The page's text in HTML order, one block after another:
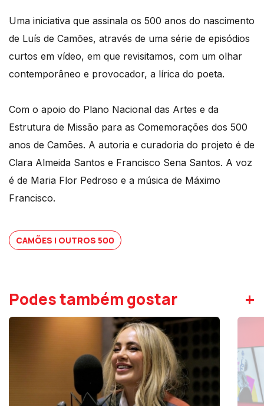
Uma iniciativa que assinala os 500 anos do nascimento
de Luís de Camões, através de uma série de episódios
curtos em vídeo, em que revisitamos, com um olhar
contemporâneo e provocador, a lírica do poeta.
Com o apoio do Plano Nacional das Artes e da
Estrutura de Missão para as Comemorações dos 500
anos de Camões. A autoria e curadoria do projeto é de
Clara Almeida Santos e Francisco Sena Santos. A voz
é de Maria Flor Pedroso e a música de Máximo
Francisco.
CAMÕES | OUTROS 500
Podes também gostar +